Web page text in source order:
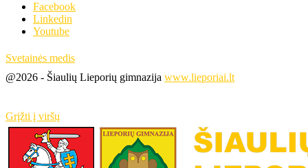
Facebook
Linkedin
Youtube
Svetainės medis
@2026 - Šiaulių Lieporių gimnazija www.lieporiai.lt
Grįžti į viršų